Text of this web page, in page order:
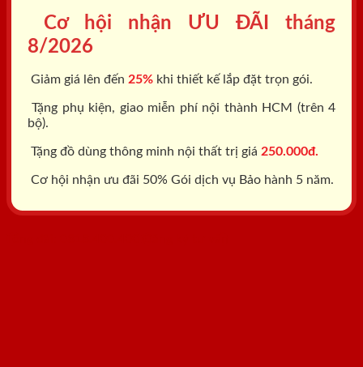
Cơ hội nhận ƯU ĐÃI tháng
8/2026
Giảm giá lên đến 25% khi thiết kế lắp đặt trọn gói.
Tặng phụ kiện, giao miễn phí nội thành HCM (trên 4
bộ).
Tặng đồ dùng thông minh nội thất trị giá 250.000đ.
Cơ hội nhận ưu đãi 50% Gói dịch vụ Bảo hành 5 năm.